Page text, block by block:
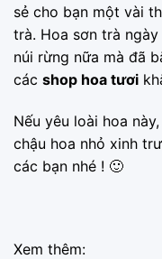
sẻ cho bạn một vài
trà. Hoa sơn trà
núi rừng nữa mà đã
các shop hoa tươi
Nếu yêu loài hoa
chậu hoa nhỏ xinh
các bạn nhé ! 🙂
Xem thêm: